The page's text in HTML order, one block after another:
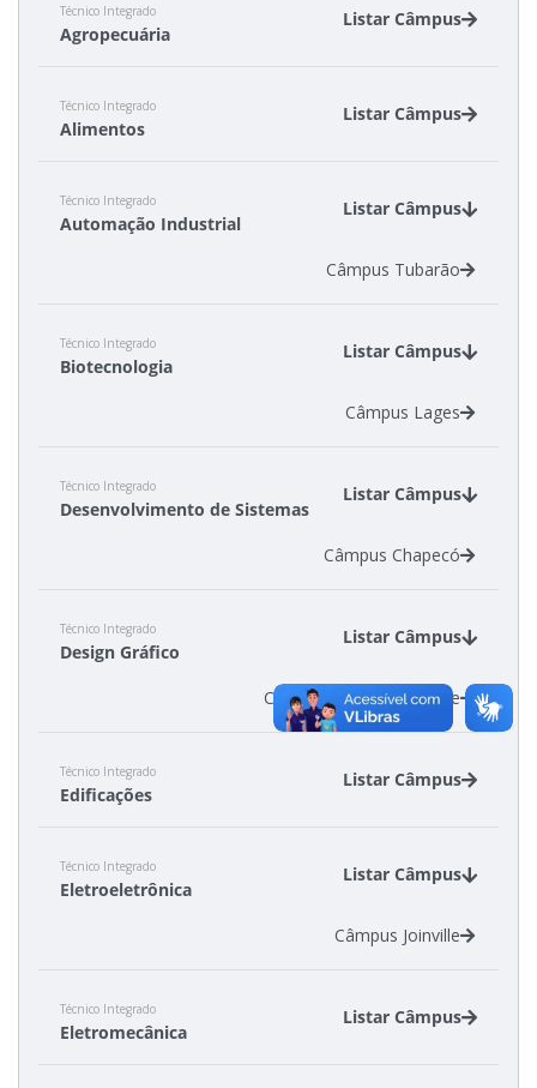
Técnico Integrado
Agropecuária
Listar Câmpus
Câmpus São Miguel do Oeste
Técnico Integrado
Alimentos
Listar Câmpus
Câmpus São Miguel do Oeste
Técnico Integrado
Automação Industrial
Listar Câmpus
Câmpus Tubarão
Técnico Integrado
Biotecnologia
Listar Câmpus
Câmpus Lages
Técnico Integrado
Desenvolvimento de Sistemas
Listar Câmpus
Câmpus Chapecó
Técnico Integrado
Design Gráfico
Listar Câmpus
Câmpus Palhoça Bilíngue
Técnico Integrado
Edificações
Listar Câmpus
Câmpus Criciúma
Câmpus São Carlos
Técnico Integrado
Eletroeletrônica
Listar Câmpus
Câmpus Joinville
Técnico Integrado
Eletromecânica
Listar Câmpus